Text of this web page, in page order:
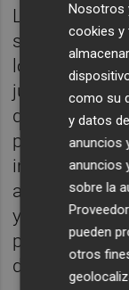
La segunda
simétrica,
lo que no es
judicial
diligencias y
penalmente,
insinuación,
archivada.
y el algoritmo
peso de las
diluye en
Nosotros
cookies y
como su
y datos
anuncios
anuncios
sobre la
pueden
otros